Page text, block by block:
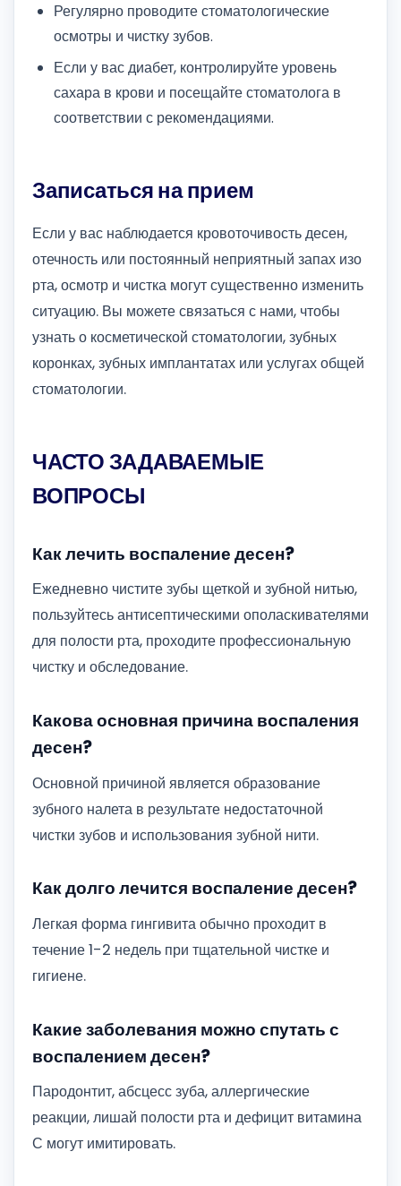
Регулярно проводите стоматологические
осмотры и чистку зубов.
Если у вас диабет, контролируйте уровень
сахара в крови и посещайте стоматолога в
соответствии с рекомендациями.
Записаться на прием
Если у вас наблюдается кровоточивость десен,
отечность или постоянный неприятный запах изо
рта, осмотр и чистка могут существенно изменить
ситуацию. Вы можете связаться с нами, чтобы
узнать о косметической стоматологии, зубных
коронках, зубных имплантатах или услугах общей
стоматологии.
ЧАСТО ЗАДАВАЕМЫЕ
ВОПРОСЫ
Как лечить воспаление десен?
Ежедневно чистите зубы щеткой и зубной нитью,
пользуйтесь антисептическими ополаскивателями
для полости рта, проходите профессиональную
чистку и обследование.
Какова основная причина воспаления
десен?
Основной причиной является образование
зубного налета в результате недостаточной
чистки зубов и использования зубной нити.
Как долго лечится воспаление десен?
Легкая форма гингивита обычно проходит в
течение 1-2 недель при тщательной чистке и
гигиене.
Какие заболевания можно спутать с
воспалением десен?
Пародонтит, абсцесс зуба, аллергические
реакции, лишай полости рта и дефицит витамина
С могут имитировать.